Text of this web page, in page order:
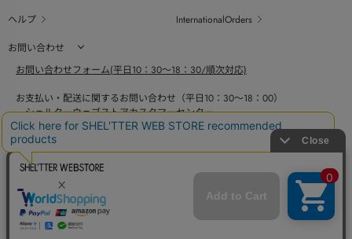
ヘルプ
InternationalOrders
お問い合わせ
お問い合わせフォーム(平日10：30～18：30/順次対応)
お支払い・配送に関するお問い合わせ（平日10：30～18：00）
シェルターウェブストアカスタマーセンター
0800-123-6820
商品の素材、サイズ、仕様等に関するお問い合せ（平日10：30～18：00）
バロックジャパンリミテッドコールセンター
03-6730-9191
BAROQUE JAPAN LIMITED